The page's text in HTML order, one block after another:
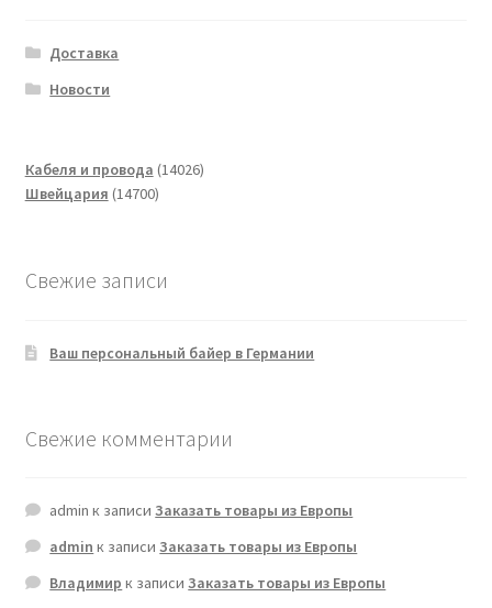
Доставка
Новости
Кабеля и провода 1402614026
Швейцария 1470014700
Свежие записи
Ваш персональный байер в Германии
Свежие комментарии
admin к записиЗаказать товары из Европы
admin к записиЗаказать товары из Европы
Владимир к записиЗаказать товары из Европы